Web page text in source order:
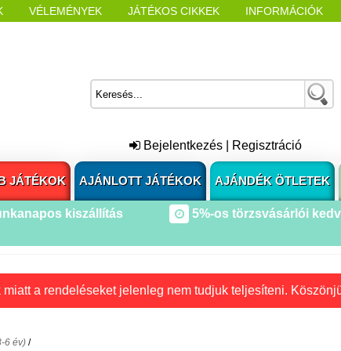
VÉLEMÉNYEK JÁTÉKOS CIKKEK INFORMÁCIÓK
Bejelentkezés Regisztráció
JÁTÉKOK AJÁNLOTT JÁTÉKOK AJÁNDÉK ÖTLETEK
kiszállítás 5%-os törzsvásárlói
miatt a rendeléseket jelenleg nem tudjuk teljesíteni.
6 év) /